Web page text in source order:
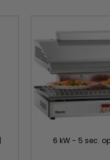
6 kW - 5 sec.